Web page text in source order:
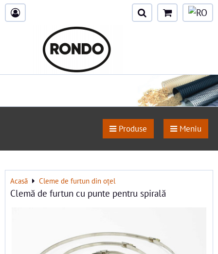
Produse Meniu
Acasă Cleme de furtun din oțel
Clemă de furtun cu punte pentru spirală